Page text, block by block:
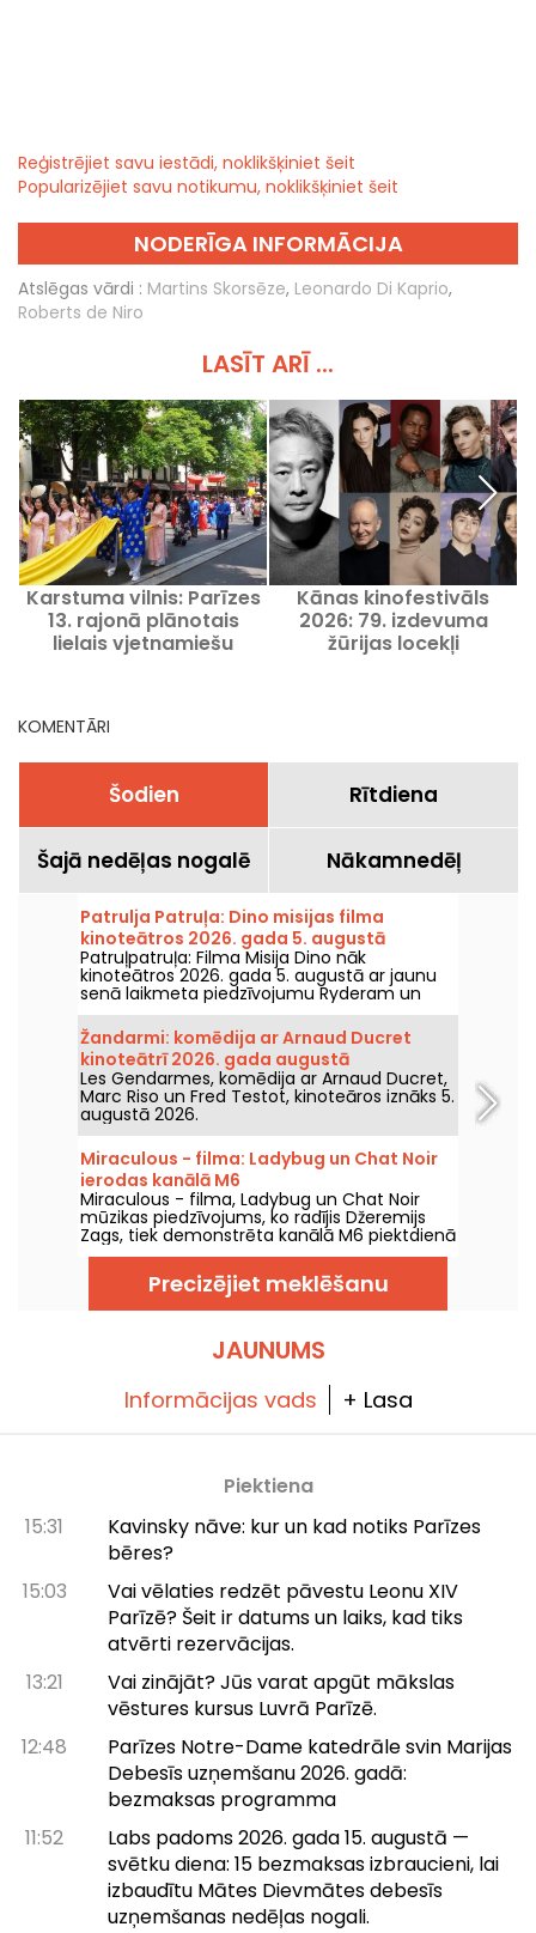
Reģistrējiet savu iestādi, noklikšķiniet šeit
Popularizējiet savu notikumu, noklikšķiniet šeit
NODERĪGA INFORMĀCIJA
Atslēgas vārdi : Martins Skorsēze, Leonardo Di Kaprio,
Roberts de Niro
LASĪT ARĪ ...
Karstuma vilnis: Parīzes
13. rajonā plānotais
lielais vjetnamiešu
Kānas kinofestivāls
2026: 79. izdevuma
žūrijas locekļi
KOMENTĀRI
Šodien Rītdiena
Šajā nedēļas nogalē Nākamnedēļ
Patrulja Patruļa: Dino misijas filma
kinoteātros 2026. gada 5. augustā
Patruļpatruļa: Filma Misija Dino nāk
kinoteātros 2026. gada 5. augustā ar jaunu
senā laikmeta piedzīvojumu Ryderam un
viņa komandai.
Žandarmi: komēdija ar Arnaud Ducret
kinoteātrī 2026. gada augustā
Les Gendarmes, komēdija ar Arnaud Ducret,
Marc Riso un Fred Testot, kinoteāros iznāks 5.
augustā 2026.
Miraculous - filma: Ladybug un Chat Noir
ierodas kanālā M6
Miraculous - filma, Ladybug un Chat Noir
mūzikas piedzīvojums, ko radījis Džeremijs
Zags, tiek demonstrēta kanālā M6 piektdienā
2026. gada 7. augustā plkst. 21:05.
Precizējiet meklēšanu
JAUNUMS
Informācijas vads + Lasa
Piektiena
15:31
Kavinsky nāve: kur un kad notiks Parīzes
bēres?
15:03
Vai vēlaties redzēt pāvestu Leonu XIV
Parīzē? Šeit ir datums un laiks, kad tiks
atvērti rezervācijas.
13:21
Vai zinājāt? Jūs varat apgūt mākslas
vēstures kursus Luvrā Parīzē.
12:48
Parīzes Notre-Dame katedrāle svin Marijas
Debesīs uzņemšanu 2026. gadā:
bezmaksas programma
11:52
Labs padoms 2026. gada 15. augustā —
svētku diena: 15 bezmaksas izbraucieni, lai
izbaudītu Mātes Dievmātes debesīs
uzņemšanas nedēļas nogali.